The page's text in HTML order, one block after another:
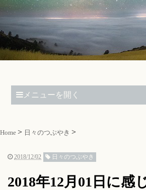
メニューを開く
Home 日々のつぶやき
2018/12/02 日々のつぶやき
2018年12月01日に感